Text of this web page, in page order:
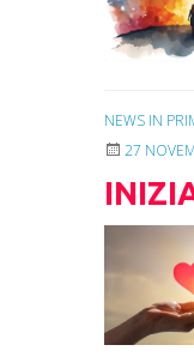
NEWS IN
27